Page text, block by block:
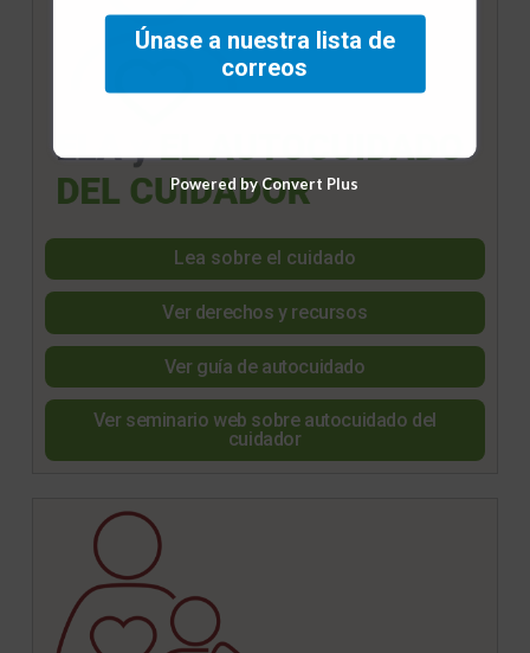
Lea sobre el cuidado
Ver derechos y recursos
Ver guía de autocuidado
Ver seminario web sobre autocuidado del
cuidador
Únase a nuestra lista de
correos
Powered by Convert Plus